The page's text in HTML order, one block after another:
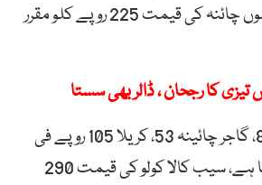
شملہ مرچ 44 اور لیموں چائنہ کی قیمت 225 روپے کلو مقرر
کا رجحان ، ڈالر بھی سستا
مٹر 190، گھیا کدو 80، گاجر چائینہ 53، کریلا 105 روپے فی
کلو میں فروخت ہو رہا ہے، سیب کالا کولو کی قیمت 290